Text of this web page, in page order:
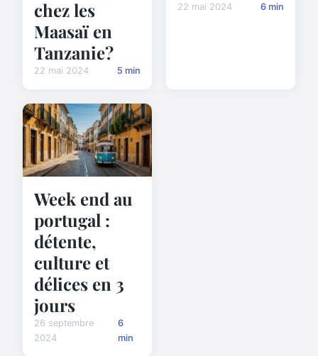
chez les
Maasaï en
Tanzanie?
22 mai 2024 5 min
22 mai 2024 6 min
Week end au
portugal :
détente,
culture et
délices en 3
jours
26 septembre
2024
6
min